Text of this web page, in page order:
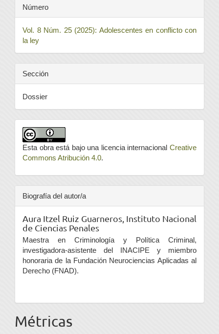
Número
Vol. 8 Núm. 25 (2025): Adolescentes en conflicto con
la ley
Sección
Dossier
Esta obra está bajo una licencia internacional Creative
Commons Atribución 4.0.
Biografía del autor/a
Aura Itzel Ruiz Guarneros, Instituto Nacional
de Ciencias Penales
Maestra en Criminología y Política Criminal,
investigadora-asistente del INACIPE y miembro
honoraria de la Fundación Neurociencias Aplicadas al
Derecho (FNAD).
Métricas